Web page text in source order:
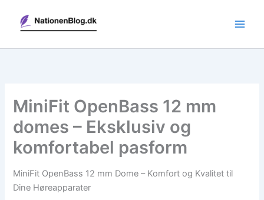
indholdet
MiniFit OpenBass 12 mm
domes – Eksklusiv og
komfortabel pasform
MiniFit OpenBass 12 mm Dome – Komfort og Kvalitet til
Dine Høreapparater